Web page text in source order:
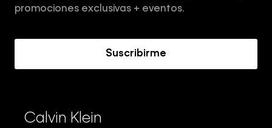
Términos y Condiciones
promociones exclusivas + eventos.
Suscribirme
Calvin Klein